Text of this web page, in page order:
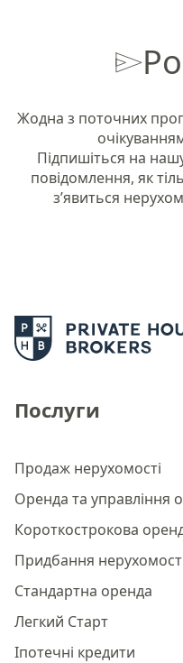
Жодна з поточних
Підпишіться на
повідомлення, як
з’явиться
Послуги
Продаж нерухомості
Оренда та управління
Короткострокова
Придбання
Стандартна оренда
Легкий Старт
Іпотечні кредити